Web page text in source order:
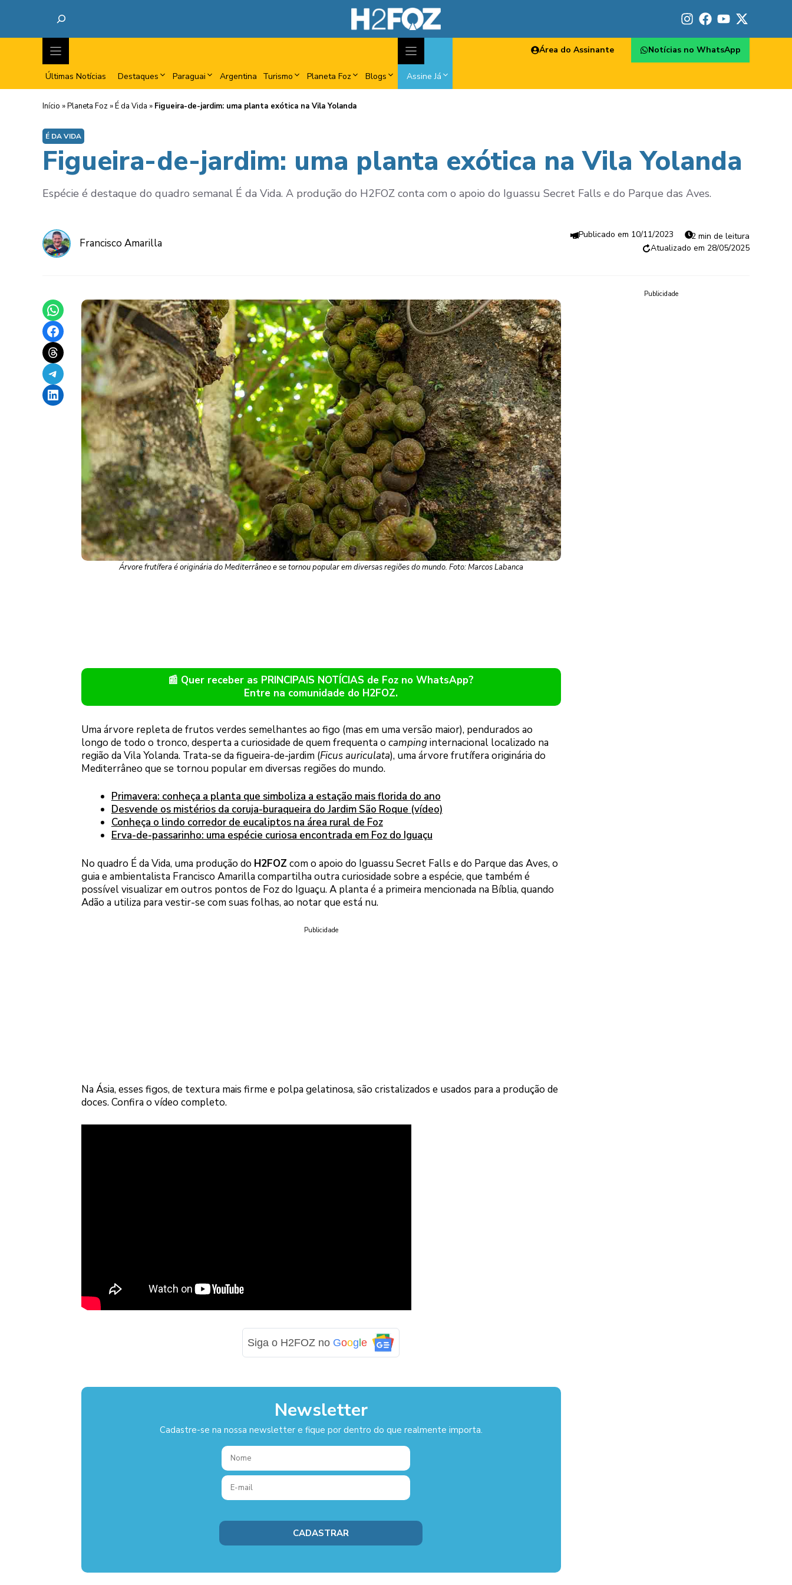
Últimas Notícias Destaques Paraguai Argentina Turismo Planeta Foz Blogs Assine Já
Área do Assinante Notícias no WhatsApp
Início »Planeta Foz »É da Vida » Figueira-de-jardim: uma planta exótica na Vila Yolanda
É DA VIDA
Figueira-de-jardim: uma planta exótica na Vila Yolanda
Espécie é destaque do quadro semanal É da Vida. A produção do H2FOZ conta com o apoio do Iguassu Secret Falls e do Parque das Aves.
Francisco Amarilla
10/11/2023
2 min de leitura
28/05/2025
Share on WhatsApp
Share on Facebook
Share on Threads
Share on Telegram
Share on LinkedIn
Árvore frutífera é originária do Mediterrâneo e se tornou popular em diversas regiões do mundo. Foto: Marcos Labanca
📰 Quer receber as PRINCIPAIS NOTÍCIAS de Foz no WhatsApp?
Entre na comunidade do H2FOZ.
Uma árvore repleta de frutos verdes semelhantes ao figo (mas em uma versão maior), pendurados ao
longo de todo o tronco, desperta a curiosidade de quem frequenta o campinginternacional localizado na
região da Vila Yolanda. Trata-se da figueira-de-jardim (Ficus auriculata), uma árvore frutífera originária do
Mediterrâneo que se tornou popular em diversas regiões do mundo.
Primavera: conheça a planta que simboliza a estação mais florida do ano
Desvende os mistérios da coruja-buraqueira do Jardim São Roque (vídeo)
Conheça o lindo corredor de eucaliptos na área rural de Foz
Erva-de-passarinho: uma espécie curiosa encontrada em Foz do Iguaçu
No quadro É da Vida, uma produção do H2FOZ com o apoio do Iguassu Secret Falls e do Parque das Aves, o
guia e ambientalista Francisco Amarilla compartilha outra curiosidade sobre a espécie, que também é
possível visualizar em outros pontos de Foz do Iguaçu. A planta é a primeira mencionada na Bíblia, quando
Adão a utiliza para vestir-se com suas folhas, ao notar que está nu.
Publicidade
Na Ásia, esses figos, de textura mais firme e polpa gelatinosa, são cristalizados e usados para a produção de
doces. Confira o vídeo completo.
Siga o H2FOZ no Google
Newsletter
Cadastre-se na nossa newsletter e fique por dentro do que realmente importa.
Publicidade